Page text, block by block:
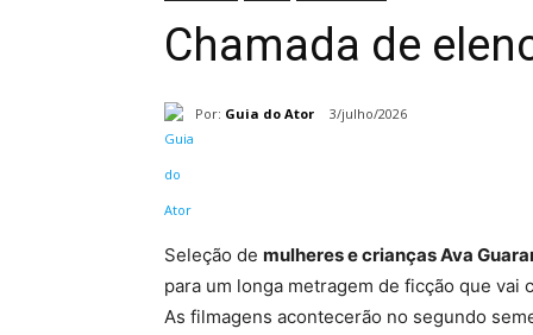
Chamada de
Por: Guia do Ator 3/julho/2026
Seleção de mulheres e crianças Ava
para um longa metragem de ficção que
As filmagens acontecerão no segundo